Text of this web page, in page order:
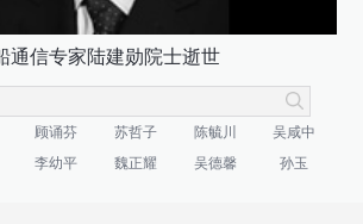
通信专家陆建勋院士逝世
顾诵芬 苏哲子 陈毓川
吴咸中
李幼平 魏正耀 吴德馨 孙玉